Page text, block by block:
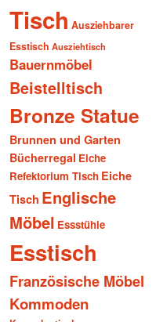
Tisch Ausziehbarer
Esstisch Ausziehtisch
Bauernmöbel
Beistelltisch
Bronze Statue
Brunnen und Garten
Bücherregal Eiche
Refektorium Tisch Eiche
Tisch Englische
Möbel Essstühle
Esstisch
Französische Möbel
Kommoden